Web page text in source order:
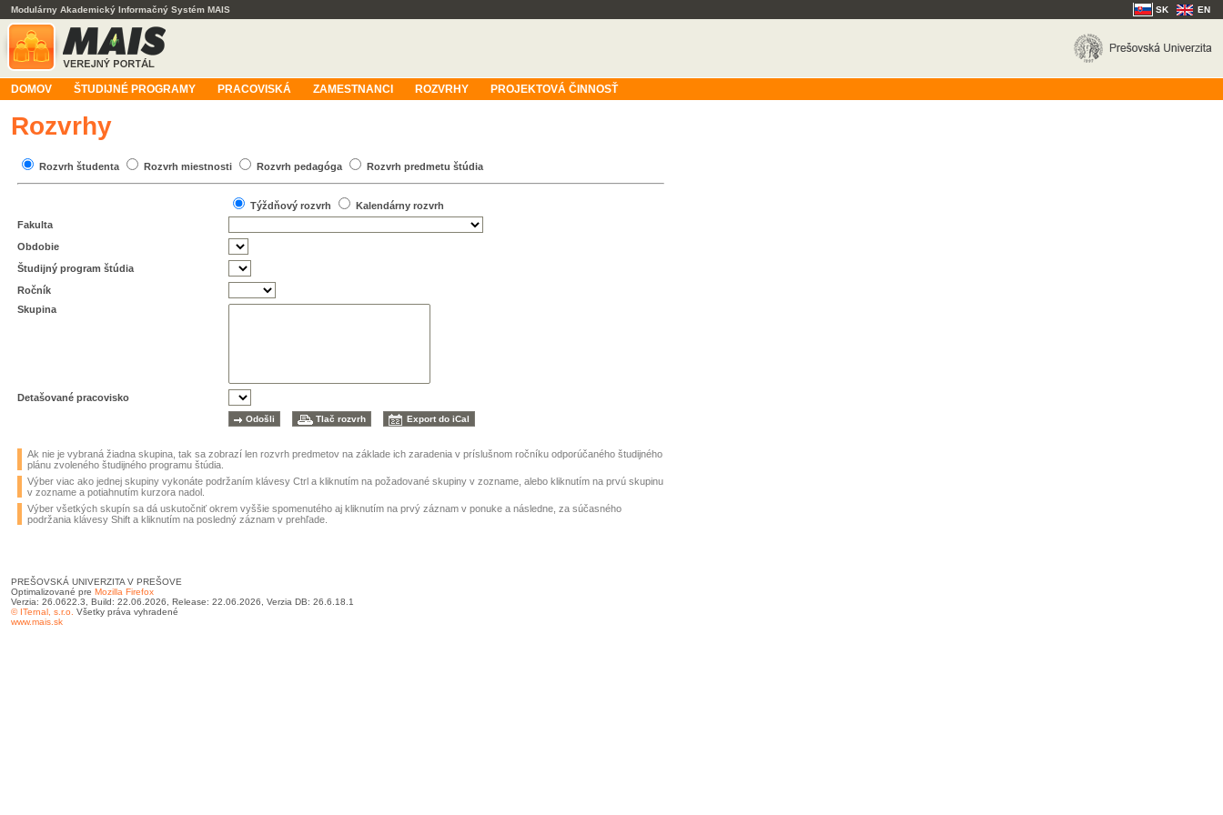
Modulárny Akademický Informačný Systém MAIS SK EN
DOMOV ŠTUDIJNÉ PROGRAMY PRACOVISKÁ ZAMESTNANCI ROZVRHY PROJEKTOVÁ ČINNOSŤ
Rozvrhy
Rozvrh študenta Rozvrh miestnosti Rozvrh pedagóga Rozvrh predmetu štúdia
Týždňový rozvrh
Kalendárny rozvrh
Fakulta
Obdobie
Študijný program štúdia
Ročník
Skupina
Detašované pracovisko
Ak nie je vybraná žiadna skupina, tak sa zobrazí len rozvrh predmetov na základe ich zaradenia v príslušnom ročníku odporúčaného študijného
plánu zvoleného študijného programu štúdia.
Výber viac ako jednej skupiny vykonáte podržaním klávesy Ctrl a kliknutím na požadované skupiny v zozname, alebo kliknutím na prvú skupinu
v zozname a potiahnutím kurzora nadol.
Výber všetkých skupín sa dá uskutočniť okrem vyššie spomenutého aj kliknutím na prvý záznam v ponuke a následne, za súčasného
podržania klávesy Shift a kliknutím na posledný záznam v prehľade.
PREŠOVSKÁ UNIVERZITA V PREŠOVE
Optimalizované pre Mozilla Firefox
Verzia: 26.0622.3, Build: 22.06.2026, Release: 22.06.2026, Verzia DB: 26.6.18.1
© ITernal, s.r.o. Všetky práva vyhradené
www.mais.sk